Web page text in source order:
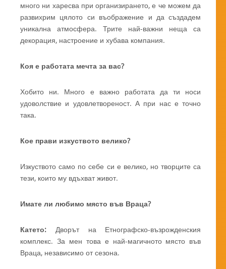
много ни харесва при организирането, е че можем да
развихрим цялото си въображение и да създадем
уникална атмосфера. Трите най-важни неща са
декорация, настроение и хубава компания.
Коя е работата мечта за вас?
Хобито ни. Много е важно работата да ти носи
удоволствие и удовлетвореност. А при нас е точно
така.
Кое прави изкуството велико?
Изкуството само по себе си е велико, но творците са
тези, които му вдъхват живот.
Имате ли любимо място във Враца?
Катето: Дворът на Етнографско-възрожденския
комплекс. За мен това е най-магичното място във
Враца, независимо от сезона.